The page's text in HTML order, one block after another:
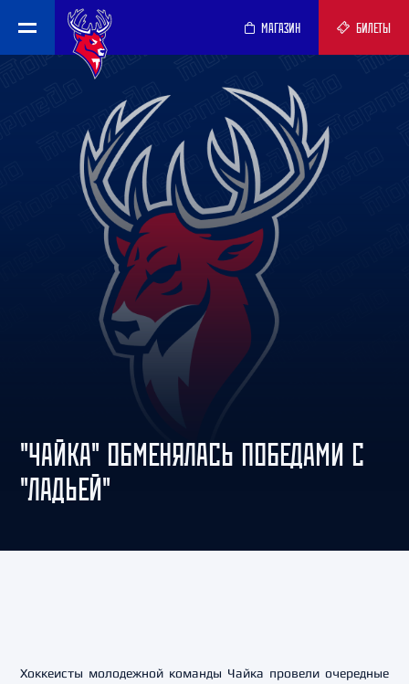
МАГАЗИН БИЛЕТЫ
"ЧАЙКА" ОБМЕНЯЛАСЬ ПОБЕДАМИ С
"ЛАДЬЕЙ"
Хоккеисты молодежной команды Чайка провели очередные